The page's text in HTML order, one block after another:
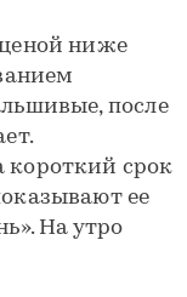
ниже
после
срок
ее
На утро